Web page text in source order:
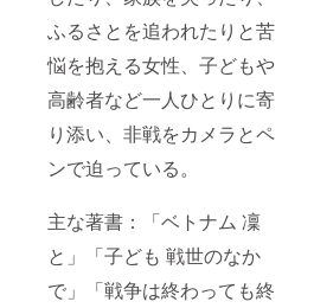
ふるさとを追われたりと苦
悩を抱える女性、子どもや
高齢者など一人ひとりに寄
り添い、非戦をカメラとペ
ンで迫っている。
主な著書：「ベトナム 凜
と」「子ども 戦世のなか
で」「戦争は終わっても終